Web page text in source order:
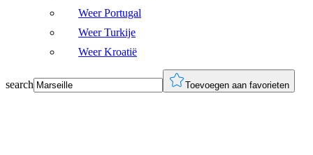
Weer Portugal
Weer Turkije
Weer Kroatië
search Toevoegen aan favorieten